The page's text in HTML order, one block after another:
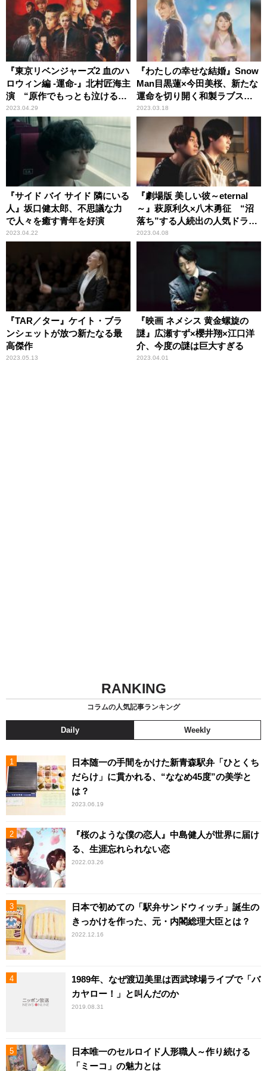
『東京リベンジャーズ2 血のハ
ロウィン編 -運命-』北村匠海主
演 “原作でもっとも泣けるエ
ピソード”待望の実写化
2023.04.29
『わたしの幸せな結婚』Snow
Man目黒蓮×今田美桜、新たな
運命を切り開く和製ラブスト
ーリー
2023.03.18
『サイド バイ サイド 隣にいる
人』坂口健太郎、不思議な力
で人々を癒す青年を好演
2023.04.22
『劇場版 美しい彼～eternal
～』萩原利久×八木勇征 “沼
落ち”する人続出の人気ドラマ
が映画に
2023.04.08
『TAR／ター』ケイト・ブラ
ンシェットが放つ新たなる最
高傑作
2023.05.13
『映画 ネメシス 黄金螺旋の
謎』広瀬すず×櫻井翔×江口洋
介、今度の謎は巨大すぎる
2023.04.01
RANKING
コラムの人気記事ランキング
Daily Weekly
日本随一の手間をかけた新青森駅弁「ひとくち
だらけ」に貫かれる、“ななめ45度”の美学と
は？
2023.06.19
『桜のような僕の恋人』中島健人が世界に届け
る、生涯忘れられない恋
2022.03.26
日本で初めての「駅弁サンドウィッチ」誕生の
きっかけを作った、元・内閣総理大臣とは？
2022.12.16
1989年、なぜ渡辺美里は西武球場ライブで「バ
カヤロー！」と叫んだのか
2019.08.31
日本唯一のセルロイド人形職人～作り続ける
「ミーコ」の魅力とは